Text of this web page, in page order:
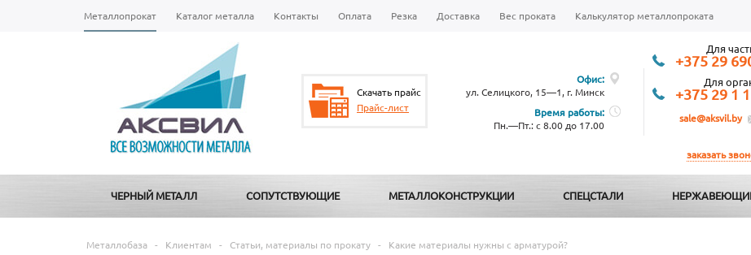
Металлопрокат Каталог металла Контакты Оплата Резка Доставка Вес проката Калькулятор металлопроката
Скачать прайс
Прайс-лист
Офис:
ул. Селицкого, 15—1, г. Минск
Время работы:
Пн.—Пт.: с 8.00 до 17.00
Для
+375 29
Для
+375 29 1
sale@aksvil.by
заказать
ЧЕРНЫЙ МЕТАЛЛ СОПУТСТВУЮЩИЕ МЕТАЛЛОКОНСТРУКЦИИ СПЕЦСТАЛИ
Металлобаза - Клиентам - Статьи, материалы по прокату - Какие материалы нужны с арматурой?